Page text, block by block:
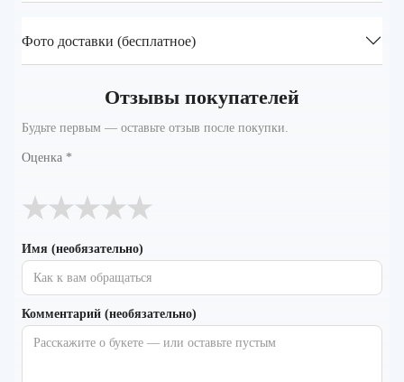
Фото доставки (бесплатное)
Отзывы покупателей
Будьте первым — оставьте отзыв после покупки.
Оценка *
★
★
★
★
★
Имя (необязательно)
Комментарий (необязательно)